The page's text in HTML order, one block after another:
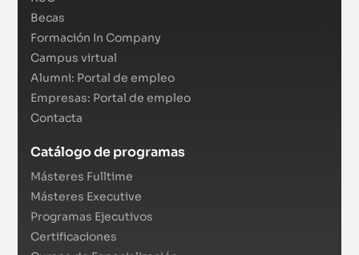
Becas
Formación In Company
Campus virtual
Alumni: Portal de empleo
Empresas: Portal de empleo
Contacta
Catálogo de programas
Másteres Fulltime
Másteres Executive
Programas Ejecutivos
Certificaciones